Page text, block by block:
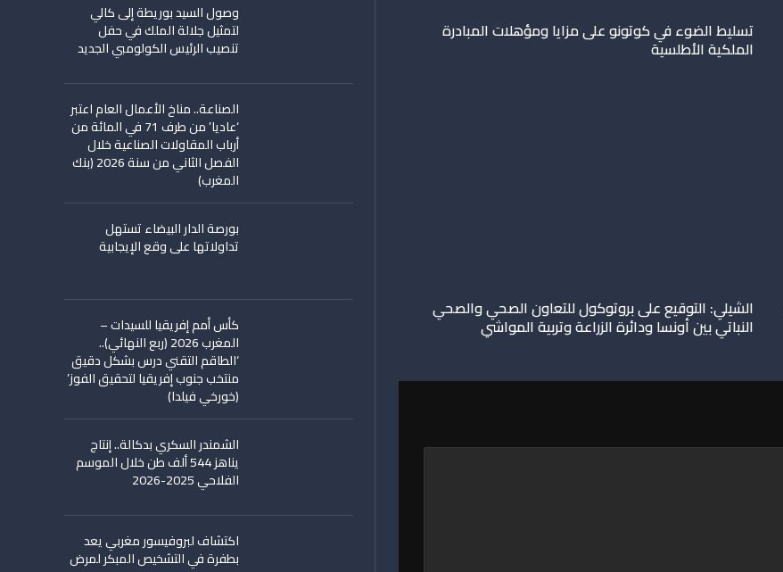
تسليط الضوء في كوتونو على مزايا ومؤهلات المبادرة
الملكية الأطلسية
الشيلي: التوقيع على بروتوكول للتعاون الصحي والصحي
النباتي بين أونسا ودائرة الزراعة وتربية المواشي
وصول السيد بوريطة إلى كالي
لتمثيل جلالة الملك في حفل
تنصيب الرئيس الكولومبي الجديد
الصناعة.. مناخ الأعمال العام اعتبر
‘عاديا’ من طرف 71 في المائة من
أرباب المقاولات الصناعية خلال
الفصل الثاني من سنة 2026 (بنك
المغرب)
بورصة الدار البيضاء تستهل
تداولاتها على وقع الإيجابية
كأس أمم إفريقيا للسيدات –
المغرب 2026 (ربع النهائي)..
‘الطاقم التقني درس بشكل دقيق
منتخب جنوب إفريقيا لتحقيق الفوز’
(خورخي فيلدا)
الشمندر السكري بدكالة.. إنتاج
يناهز 544 ألف طن خلال الموسم
الفلاحي 2025-2026
اكتشاف لبروفيسور مغربي يعد
بطفرة في التشخيص المبكر لمرض